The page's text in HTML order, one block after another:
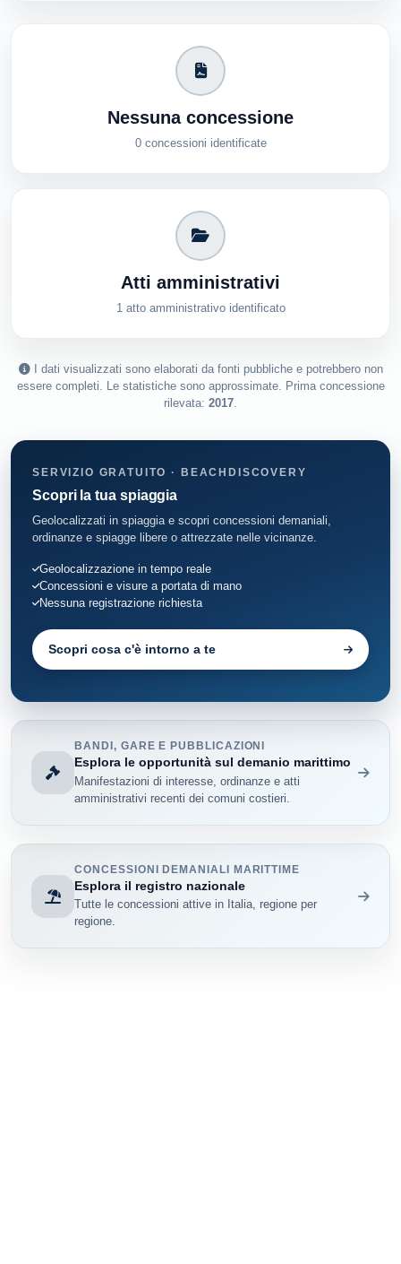
Nessuna concessione
0 concessioni identificate
Atti amministrativi
1 atto amministrativo identificato
I dati visualizzati sono elaborati da fonti pubbliche e potrebbero non
essere completi. Le statistiche sono approssimate. Prima concessione
rilevata: 2017 .
SERVIZIO GRATUITO · BEACHDISCOVERY
Scopri la tua spiaggia
Geolocalizzati in spiaggia e scopri concessioni demaniali,
ordinanze e spiagge libere o attrezzate nelle vicinanze.
Geolocalizzazione in tempo reale
Concessioni e visure a portata di mano
Nessuna registrazione richiesta
Scopri cosa c'è intorno a te
BANDI, GARE E PUBBLICAZIONI
Esplora le opportunità sul demanio marittimo
Manifestazioni di interesse, ordinanze e atti
amministrativi recenti dei comuni costieri.
CONCESSIONI DEMANIALI MARITTIME
Esplora il registro nazionale
Tutte le concessioni attive in Italia, regione per
regione.